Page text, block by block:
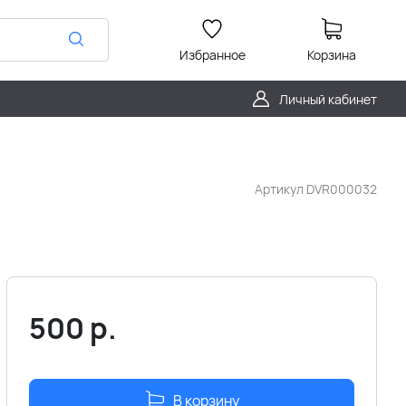
Избранное Корзина
Личный кабинет
Артикул DVR000032
500 р.
В корзину